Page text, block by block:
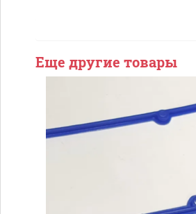
SSANG
01-
Еще другие товары